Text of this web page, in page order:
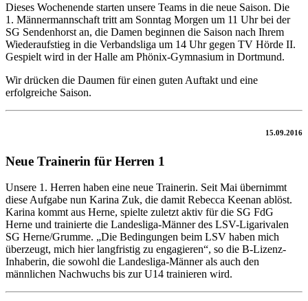
Dieses Wochenende starten unsere Teams in die neue Saison. Die
1. Männermannschaft tritt am Sonntag Morgen um 11 Uhr bei der
SG Sendenhorst an, die Damen beginnen die Saison nach Ihrem
Wiederaufstieg in die Verbandsliga um 14 Uhr gegen TV Hörde II.
Gespielt wird in der Halle am Phönix-Gymnasium in Dortmund.
Wir drücken die Daumen für einen guten Auftakt und eine
erfolgreiche Saison.
15.09.2016
Neue Trainerin für Herren 1
Unsere 1. Herren haben eine neue Trainerin. Seit Mai übernimmt
diese Aufgabe nun Karina Zuk, die damit Rebecca Keenan ablöst.
Karina kommt aus Herne, spielte zuletzt aktiv für die SG FdG
Herne und trainierte die Landesliga-Männer des LSV-Ligarivalen
SG Herne/Grumme. „Die Bedingungen beim LSV haben mich
überzeugt, mich hier langfristig zu engagieren“, so die B-Lizenz-
Inhaberin, die sowohl die Landesliga-Männer als auch den
männlichen Nachwuchs bis zur U14 trainieren wird.